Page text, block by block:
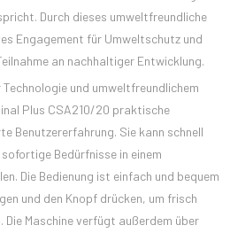
Durch dieses umweltfreundliche
Engagement für Umweltschutz und
an nachhaltiger Entwicklung.
und umweltfreundlichem
Plus CSA210/20 praktische
Benutzererfahrung. Sie kann schnell
Bedürfnisse in einem
Die Bedienung ist einfach und bequem
und den Knopf drücken, um frisch
Die Maschine verfügt außerdem über